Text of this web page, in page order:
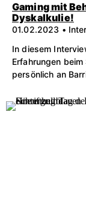
Gaming mit
Dyskalkulie!
01.02.2023 •
In diesem
Erfahrungen
persönlich an